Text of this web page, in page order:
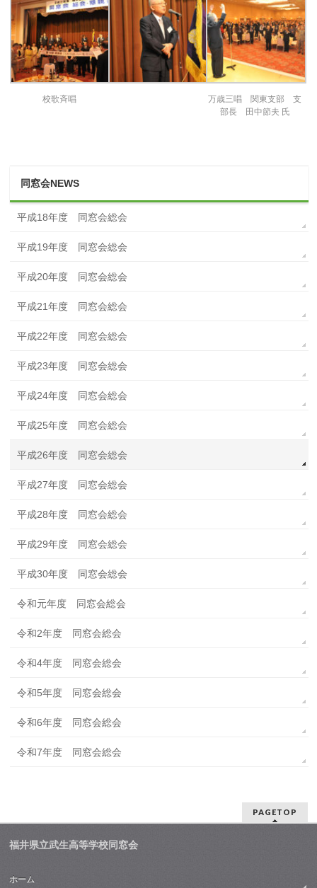
校歌斉唱
万歳三唱 関東支部 支
部長 田中節夫 氏
同窓会NEWS
平成18年度 同窓会総会
平成19年度 同窓会総会
平成20年度 同窓会総会
平成21年度 同窓会総会
平成22年度 同窓会総会
平成23年度 同窓会総会
平成24年度 同窓会総会
平成25年度 同窓会総会
平成26年度 同窓会総会
平成27年度 同窓会総会
平成28年度 同窓会総会
平成29年度 同窓会総会
平成30年度 同窓会総会
令和元年度 同窓会総会
令和2年度 同窓会総会
令和4年度 同窓会総会
令和5年度 同窓会総会
令和6年度 同窓会総会
令和7年度 同窓会総会
PAGETOP
福井県立武生高等学校同窓会
ホーム